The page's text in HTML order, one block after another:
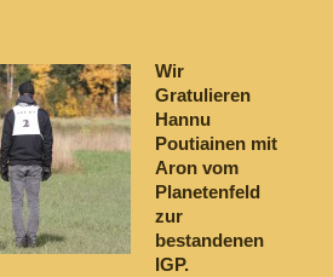
Wir
Gratulieren
Hannu
Poutiainen mit
Aron vom
Planetenfeld
zur
bestandenen
IGP.